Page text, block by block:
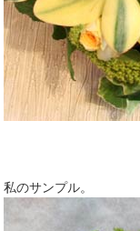
私のサンプル。